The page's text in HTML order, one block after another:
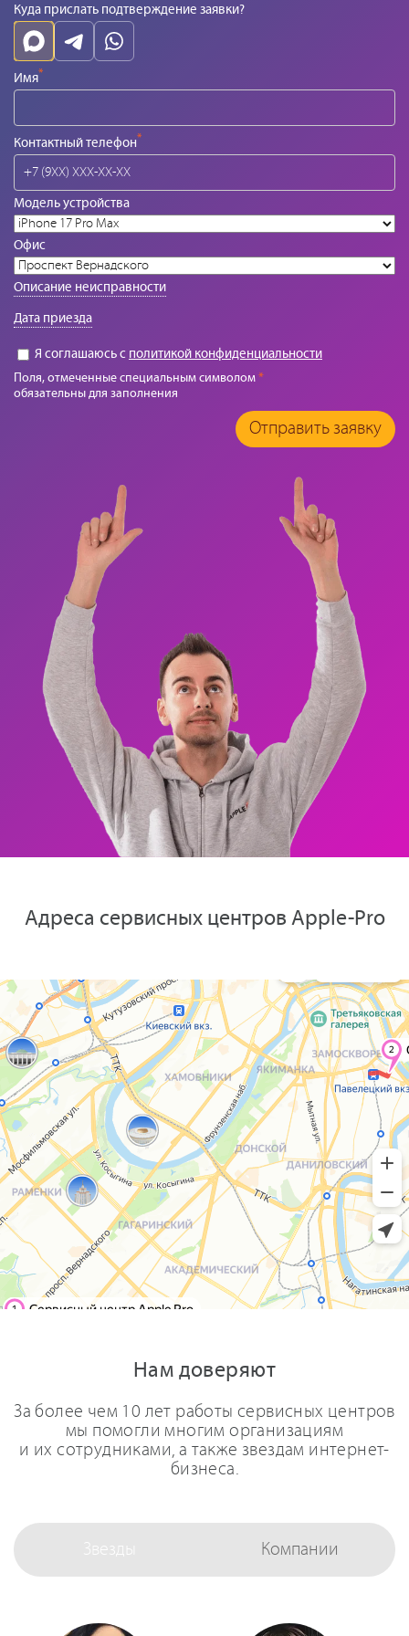
Куда прислать подтверждение заявки?
Имя*
Контактный телефон*
Модель устройства
Офис
Описание неисправности
Дата приезда
Я соглашаюсь с политикой конфиденциальности
Поля, отмеченные специальным символом*
обязательны для заполнения
Отправить заявку
Адреса сервисных центров Apple-Pro
Нам доверяют
За более чем 10 лет работы сервисных центров
мы помогли многим организациям
и их сотрудниками, а также звездам интернет-
бизнеса.
Звезды Компании